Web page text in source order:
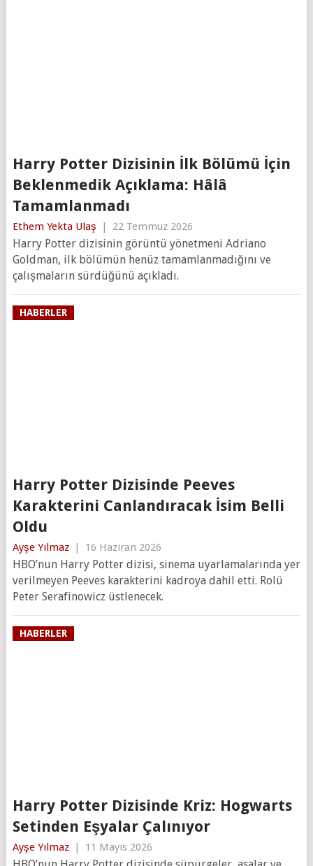
Harry Potter Dizisinin İlk Bölümü İçin
Beklenmedik Açıklama: Hâlâ
Tamamlanmadı
Ethem Yekta Ulaş | 22 Temmuz 2026
Harry Potter dizisinin görüntü yönetmeni Adriano
Goldman, ilk bölümün henüz tamamlanmadığını ve
çalışmaların sürdüğünü açıkladı.
HABERLER
Harry Potter Dizisinde Peeves
Karakterini Canlandıracak İsim Belli
Oldu
Ayşe Yılmaz | 16 Haziran 2026
HBO’nun Harry Potter dizisi, sinema uyarlamalarında yer
verilmeyen Peeves karakterini kadroya dahil etti. Rolü
Peter Serafinowicz üstlenecek.
HABERLER
Harry Potter Dizisinde Kriz: Hogwarts
Setinden Eşyalar Çalınıyor
Ayşe Yılmaz | 11 Mayıs 2026